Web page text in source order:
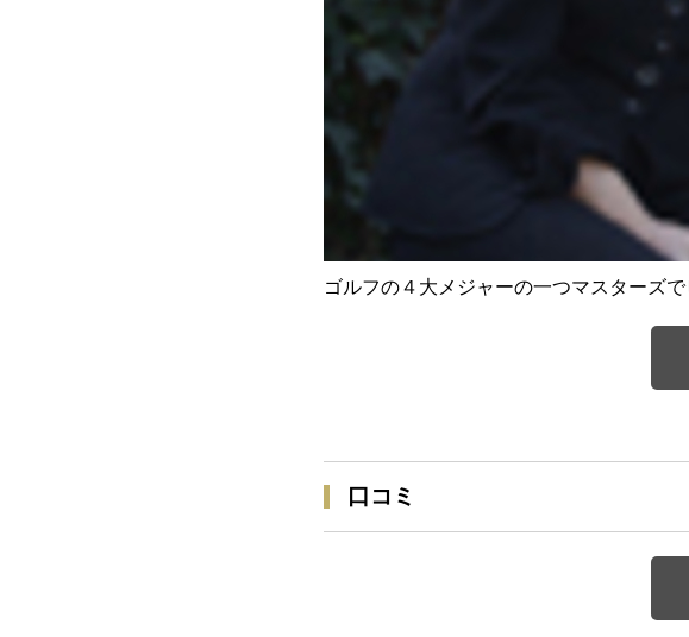
ゴルフの４大メジャーの一つマスターズ
口コミ